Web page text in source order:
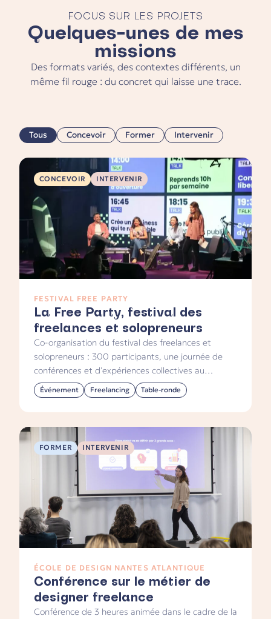
FOCUS SUR LES PROJETS
Quelques-unes de mes
missions
Des formats variés, des contextes différents, un
même fil rouge : du concret qui laisse une trace.
Tous Concevoir Former Intervenir
CONCEVOIR INTERVENIR
FESTIVAL FREE PARTY
La Free Party, festival des
freelances et solopreneurs
Co-organisation du festival des freelances et
solopreneurs : 300 participants, une journée de
conférences et d'expériences collectives au
Warehouse à Nantes, et l'animation de la table
ronde Liberté financière.
Événement Freelancing Table-ronde
FORMER INTERVENIR
ÉCOLE DE DESIGN NANTES ATLANTIQUE
Conférence sur le métier de
designer freelance
Conférence de 3 heures animée dans le cadre de la